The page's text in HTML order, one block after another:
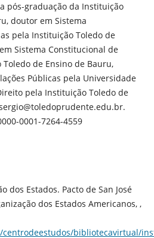
pós-graduação da Instituição
doutor em Sistema
pela Instituição Toledo de
Sistema Constitucional de
de Ensino de Bauru,
Públicas pela Universidade
pela Instituição Toledo de
0001-7264-4559
dos Estados. Pacto de San José
dos Estados Americanos, ,
bibliotecavirtual/